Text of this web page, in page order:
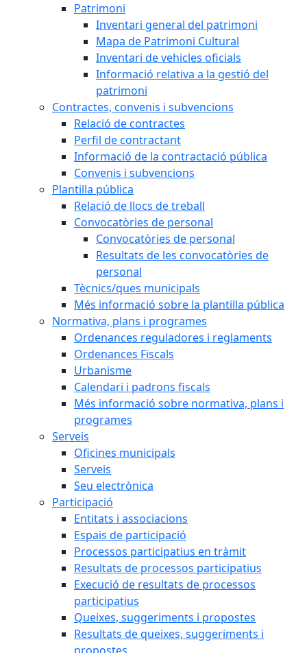
Patrimoni
Inventari general del patrimoni
Mapa de Patrimoni Cultural
Inventari de vehicles oficials
Informació relativa a la gestió del
patrimoni
Contractes, convenis i subvencions
Relació de contractes
Perfil de contractant
Informació de la contractació pública
Convenis i subvencions
Plantilla pública
Relació de llocs de treball
Convocatòries de personal
Convocatòries de personal
Resultats de les convocatòries de
personal
Tècnics/ques municipals
Més informació sobre la plantilla pública
Normativa, plans i programes
Ordenances reguladores i reglaments
Ordenances Fiscals
Urbanisme
Calendari i padrons fiscals
Més informació sobre normativa, plans i
programes
Serveis
Oficines municipals
Serveis
Seu electrònica
Participació
Entitats i associacions
Espais de participació
Processos participatius en tràmit
Resultats de processos participatius
Execució de resultats de processos
participatius
Queixes, suggeriments i propostes
Resultats de queixes, suggeriments i